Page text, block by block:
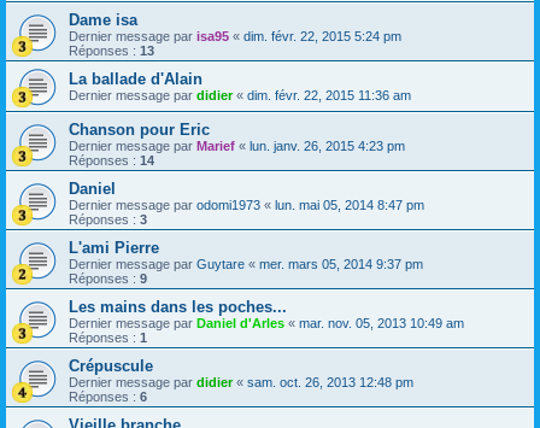
Dame isa
Dernier message par isa95 « dim. févr. 22, 2015 5:24 pm
Réponses : 13
La ballade d'Alain
Dernier message par didier« dim. févr. 22, 2015 11:36 am
Chanson pour Eric
Dernier message par Marief « lun. janv. 26, 2015 4:23 pm
Réponses : 14
Daniel
Dernier message par odomi1973 « lun. mai 05, 2014 8:47 pm
Réponses : 3
L'ami Pierre
Dernier message par Guytare « mer. mars 05, 2014 9:37 pm
Réponses : 9
Les mains dans les poches...
Dernier message par Daniel d'Arles « mar. nov. 05, 2013 10:49 am
Réponses : 1
Crépuscule
Dernier message par didier« sam. oct. 26, 2013 12:48 pm
Réponses : 6